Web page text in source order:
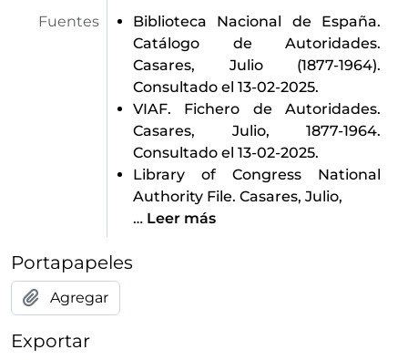
Fuentes
Biblioteca Nacional de España.
Catálogo de Autoridades.
Casares, Julio (1877-1964).
Consultado el 13-02-2025.
VIAF. Fichero de Autoridades.
Casares, Julio, 1877-1964.
Consultado el 13-02-2025.
Library of Congress National
Authority File. Casares, Julio,
… Leer más
Portapapeles
Agregar
Exportar